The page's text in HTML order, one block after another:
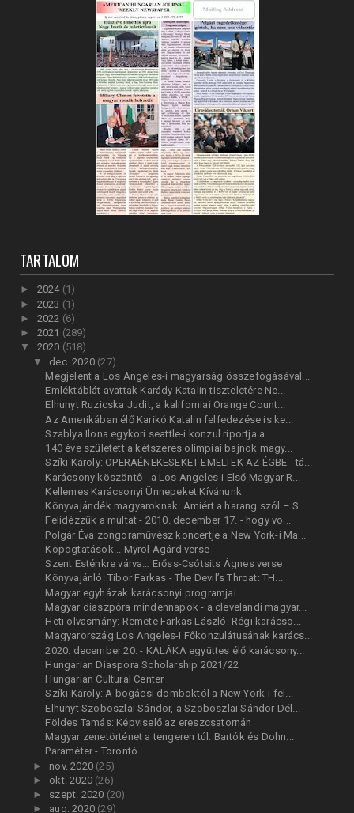
TARTALOM
► 2024 (1)
► 2023 (1)
► 2022 (6)
► 2021 (289)
▼ 2020 (518)
▼ dec. 2020 (27)
Megjelent a Los Angeles-i magyarság összefogásával...
Emléktáblát avattak Karády Katalin tiszteletére Ne...
Elhunyt Ruzicska Judit, a kaliforniai Orange Count...
Az Amerikában élő Karikó Katalin felfedezése is ke...
Szablya Ilona egykori seattle-i konzul riportja a ...
140 éve született a kétszeres olimpiai bajnok magy...
Szíki Károly: OPERAÉNEKESEKET EMELTEK AZ ÉGBE - tá...
Karácsony köszöntő - a Los Angeles-i Első Magyar R...
Kellemes Karácsonyi Ünnepeket Kívánunk
Könyvajándék magyaroknak: Amiért a harang szól – S...
Felidézzük a múltat - 2010. december 17. - hogy vo...
Polgár Éva zongoraművész koncertje a New York-i Ma...
Kopogtatások... Myrol Agárd verse
Szent Esténkre várva… Erőss-Csótsits Ágnes verse
Könyvajánló: Tibor Farkas - The Devil’s Throat: TH...
Magyar egyházak karácsonyi programjai
Magyar diaszpóra mindennapok - a clevelandi magyar...
Heti olvasmány: Remete Farkas László: Régi karácso...
Magyarország Los Angeles-i Főkonzulátusának karács...
2020. december 20. - KALÁKA együttes élő karácsony...
Hungarian Diaspora Scholarship 2021/22
Hungarian Cultural Center
Szíki Károly: A bogácsi domboktól a New York-i fel...
Elhunyt Szoboszlai Sándor, a Szoboszlai Sándor Dél...
Földes Tamás: Képviselő az ereszcsatornán
Magyar zenetörténet a tengeren túl: Bartók és Dohn...
Paraméter - Torontó
► nov. 2020 (25)
► okt. 2020 (26)
► szept. 2020 (20)
► aug. 2020 (29)